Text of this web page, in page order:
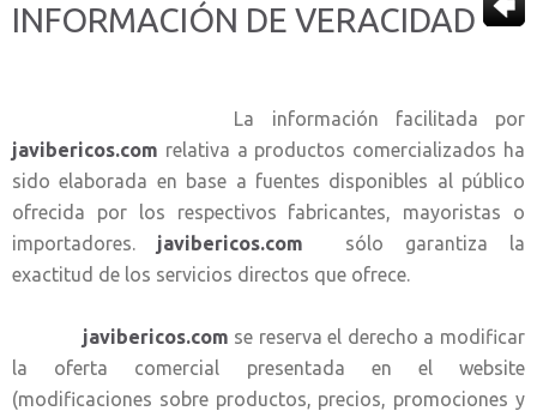
INFORMACIÓN DE VERACIDAD
La información facilitada por
javibericos.com relativa a productos comercializados ha
sido elaborada en base a fuentes disponibles al público
ofrecida por los respectivos fabricantes, mayoristas o
importadores. javibericos.com
sólo garantiza la
exactitud de los servicios directos que ofrece.
javibericos.com se reserva el derecho a modificar
la oferta comercial presentada en el website
(modificaciones sobre productos, precios, promociones y